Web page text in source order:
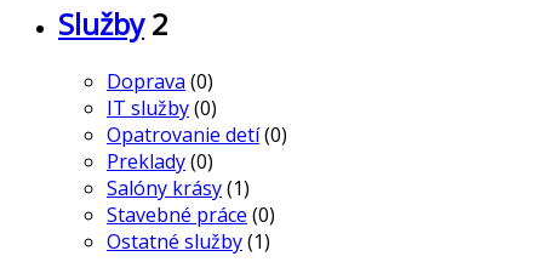
Služby 2
Doprava (0)
IT služby(0)
Opatrovanie detí(0)
Preklady(0)
Salóny krásy(1)
Stavebné práce (0)
Ostatné služby(1)